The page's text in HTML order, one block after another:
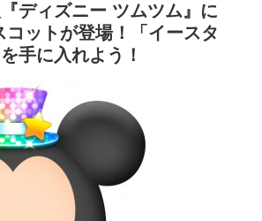
ディズニー ツムツム』に
ットが登場！「イースタ
手に入れよう！